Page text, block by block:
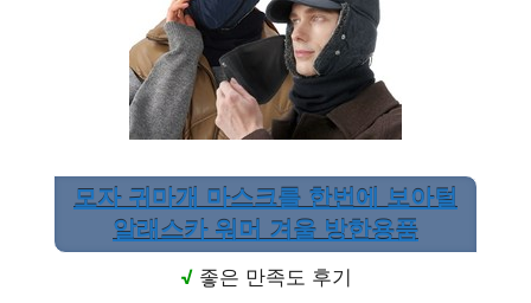
모자 귀마개 마스크를 한번에 보아털
알래스카 워머 겨울 방한용품
√좋은 만족도 후기